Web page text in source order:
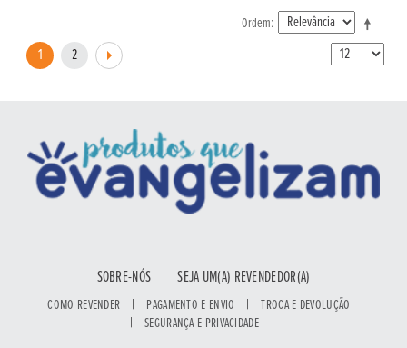
Ordem
1 2
SOBRE-NÓS | SEJA UM(A) REVENDEDOR(A)
COMO REVENDER | PAGAMENTO E ENVIO | TROCA E DEVOLUÇÃO
| SEGURANÇA E PRIVACIDADE